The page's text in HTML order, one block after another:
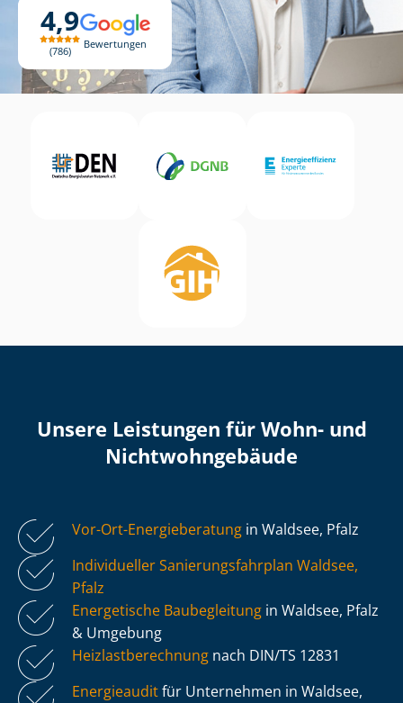
4,9
786
Bewertungen
Unsere Leistungen für Wohn- und
Nicht­wohn­ge­bäu­de
Vor-Ort-Energieberatung in Waldsee, Pfalz
Individueller Sa­nie­rungs­fahr­plan Waldsee,
Pfalz
Energetische Baubegleitung in Waldsee, Pfalz
& Umgebung
Heiz­last­be­rech­nung nach DIN/TS 12831
Energieauditfür Unternehmen in Waldsee,